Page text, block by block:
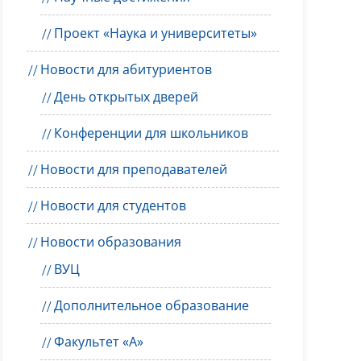
Проект «Наука и университеты»
Новости для абитуриентов
День открытых дверей
Конференции для школьников
Новости для преподавателей
Новости для студентов
Новости образования
ВУЦ
Дополнительное образование
Факультет «А»